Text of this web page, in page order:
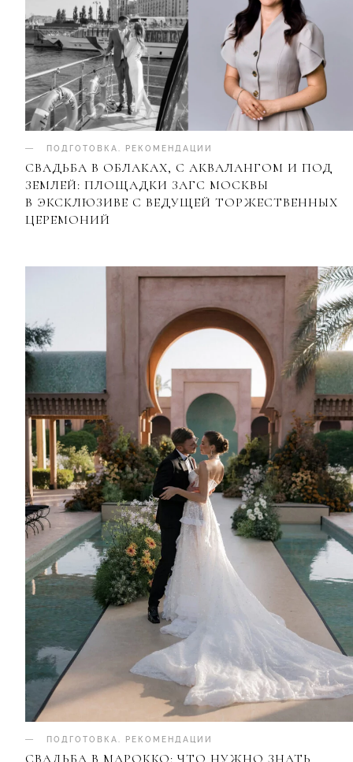
ПОДГОТОВКА РЕКОМЕНДАЦИИ
СВАДЬБА В ОБЛАКАХ, С АКВАЛАНГОМ И ПОД
ЗЕМЛЕЙ: ПЛОЩАДКИ ЗАГС МОСКВЫ
В ЭКСКЛЮЗИВЕ С ВЕДУЩЕЙ ТОРЖЕСТВЕННЫХ
ЦЕРЕМОНИЙ
ПОДГОТОВКА. РЕКОМЕНДАЦИИ